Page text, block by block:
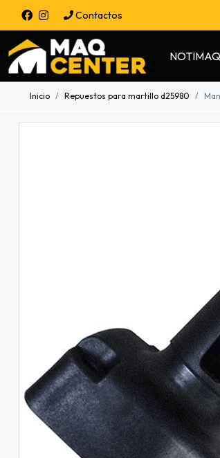
Contactos
NOTIMAQ
Inicio Repuestos para martillo d25980